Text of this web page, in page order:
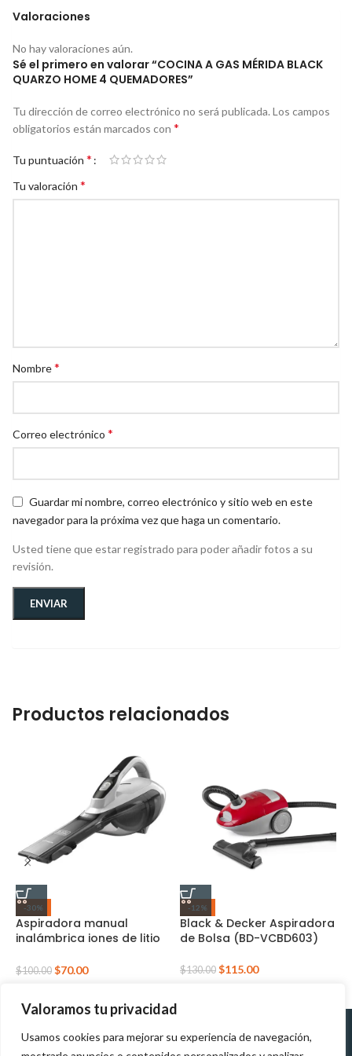
Valoramos tu privacidad
Usamos cookies para mejorar su experiencia de navegación,
Valoraciones
No hay valoraciones aún.
Sé el primero en valorar “COCINA A GAS MÉRIDA BLACK
QUARZO HOME 4 QUEMADORES”
Tu dirección de correo electrónico no será publicada. Los campos
obligatorios están marcados con *
Tu puntuación *
Tu valoración *
Nombre*
Correo electrónico *
Guardar mi nombre, correo electrónico y sitio web en este
navegador para la próxima vez que haga un comentario.
Usted tiene que estar registrado para poder añadir fotos a su
revisión.
Productos relacionados
-30%
Aspiradora manual
inalámbrica iones de litio
$100.00 $70.00
-12%
Black & Decker Aspiradora
de Bolsa (BD-VCBD603)
$130.00 $115.00
Políticas de Políticas de tratamiento de